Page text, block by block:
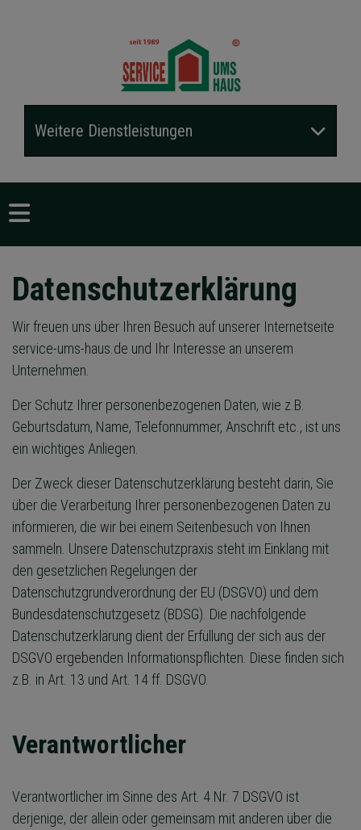
Weitere Dienstleistungen
Datenschutzerklärung
Wir freuen uns über Ihren Besuch auf unserer Internetseite
service-ums-haus.de und Ihr Interesse an unserem
Unternehmen.
Der Schutz Ihrer personenbezogenen Daten, wie z.B.
Geburtsdatum, Name, Telefonnummer, Anschrift etc., ist uns
ein wichtiges Anliegen.
Der Zweck dieser Datenschutzerklärung besteht darin, Sie
über die Verarbeitung Ihrer personenbezogenen Daten zu
informieren, die wir bei einem Seitenbesuch von Ihnen
sammeln. Unsere Datenschutzpraxis steht im Einklang mit
den gesetzlichen Regelungen der
Datenschutzgrundverordnung der EU (DSGVO) und dem
Bundesdatenschutzgesetz (BDSG). Die nachfolgende
Datenschutzerklärung dient der Erfüllung der sich aus der
DSGVO ergebenden Informationspflichten. Diese finden sich
z.B. in Art. 13 und Art. 14 ff. DSGVO.
Verantwortlicher
Verantwortlicher im Sinne des Art. 4 Nr. 7 DSGVO ist
derjenige, der allein oder gemeinsam mit anderen über die